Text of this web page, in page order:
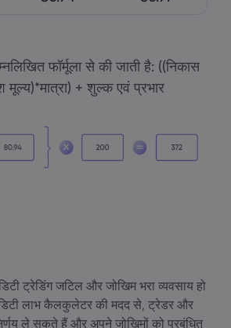
फॉर्मूला से की जाती है: ((निकास
मूल्य)*मात्रा) + शुल्क एवं प्रभार
ट्रेडिंग जटिल और जोखिम भरा व्यवसाय हो
लाभ कैलकुलेटर की मदद से, ट्रेडर और
ले सकते हैं और अपने जोखिमों को प्रबंधित